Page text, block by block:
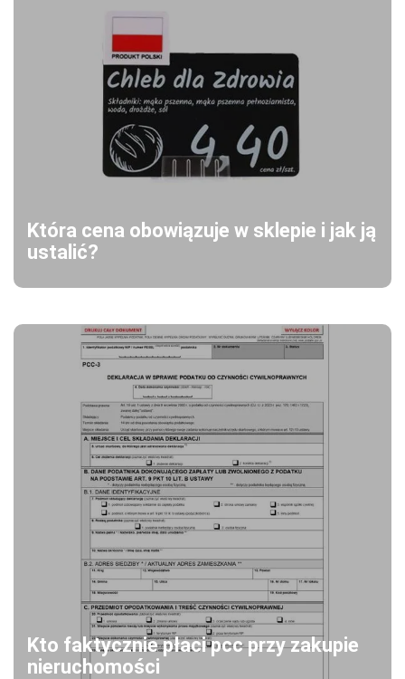
Która cena obowiązuje w sklepie i jak ją
ustalić?
Kto faktycznie płaci pcc przy zakupie
nieruchomości